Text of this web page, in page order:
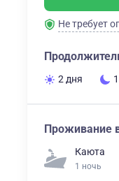
Не требует
2 дня
Проживание
Каюта
1 ночь